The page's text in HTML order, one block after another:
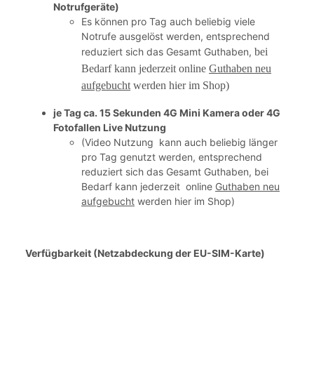
Notrufgeräte)
Es können pro Tag auch beliebig viele
Notrufe ausgelöst werden, entsprechend
reduziert sich das Gesamt Guthaben, bei
Bedarf kann jederzeit online Guthaben neu
aufgebucht werden hier im Shop)
je Tag ca. 15 Sekunden 4G Mini Kamera oder 4G
Fotofallen Live Nutzung
(Video Nutzung kann auch beliebig länger
pro Tag genutzt werden, entsprechend
reduziert sich das Gesamt Guthaben, bei
Bedarf kann jederzeit online Guthaben neu
aufgebucht werden hier im Shop)
Verfügbarkeit (Netzabdeckung der EU-SIM-Karte)